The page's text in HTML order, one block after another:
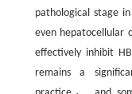
pathological stage
even hepatocellular
effectively inhibit
remains a